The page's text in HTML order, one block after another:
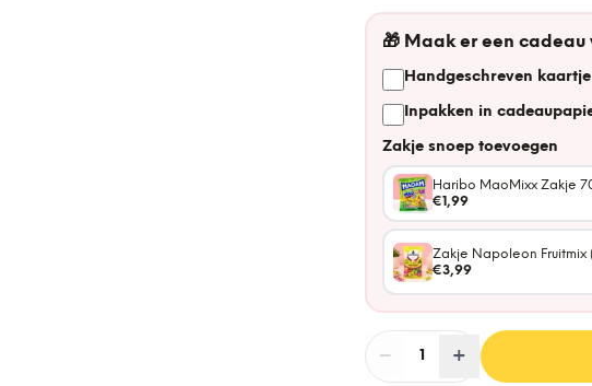
🎁 Maak er een cadeau
Handgeschreven
Inpakken in
Zakje snoep toevoegen
Haribo MaoMixx Zakje
€1,99
Zakje Napoleon Fruitmix
€3,99
− Aantal
1 +